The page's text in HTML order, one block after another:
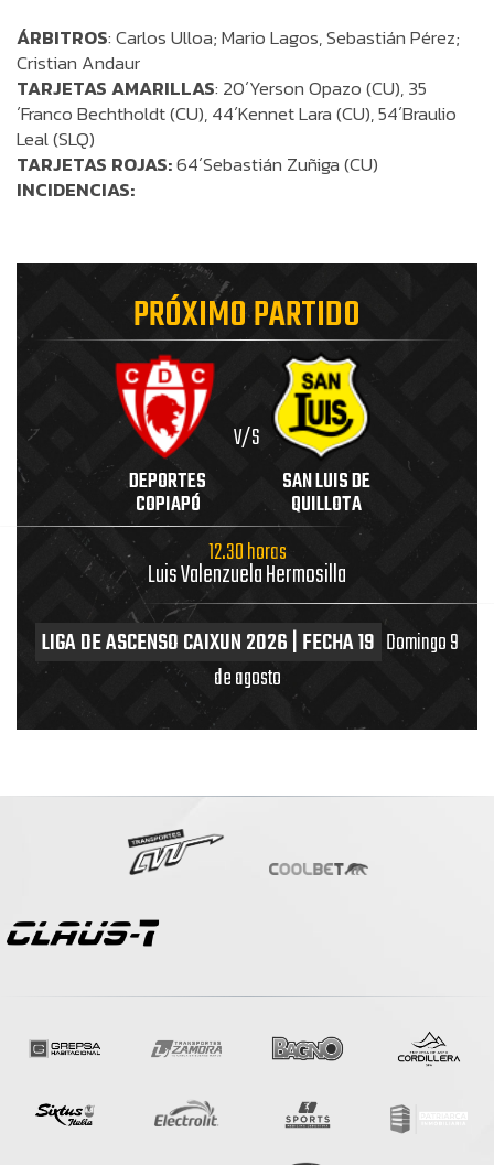
ÁRBITROS: Carlos Ulloa; Mario Lagos, Sebastián Pérez;
Cristian Andaur
TARJETAS AMARILLAS: 20´Yerson Opazo (CU), 35
´Franco Bechtholdt (CU), 44´Kennet Lara (CU), 54´Braulio
Leal (SLQ)
TARJETAS ROJAS:64´Sebastián Zuñiga (CU)
INCIDENCIAS:
PRÓXIMO PARTIDO
DEPORTES
COPIAPÓ
V/S
SAN LUIS DE
QUILLOTA
12.30 horas
Luis Valenzuela Hermosilla
LIGA DE ASCENSO CAIXUN 2026 | FECHA 19 Domingo 9
de agosto